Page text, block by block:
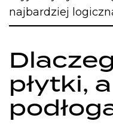
najbardziej
płytki,